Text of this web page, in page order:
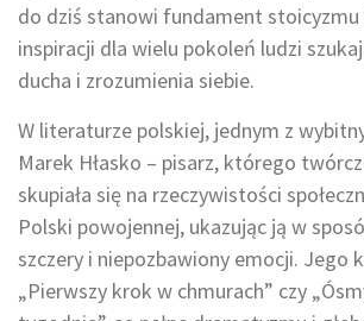
do dziś stanowi fundament stoicyzmu
inspiracji dla wielu pokoleń ludzi
ducha i zrozumienia siebie.
W literaturze polskiej, jednym z
Marek Hłasko – pisarz, którego
skupiała się na rzeczywistości
Polski powojennej, ukazując ją w
szczery i niepozbawiony emocji. Jego
„Pierwszy krok w chmurach” czy